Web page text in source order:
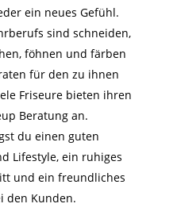
ein neues Gefühl.
sind schneiden,
föhnen und färben
für den zu ihnen
Friseure bieten ihren
Beratung an.
du einen guten
Lifestyle, ein ruhiges
und ein freundliches
den Kunden.